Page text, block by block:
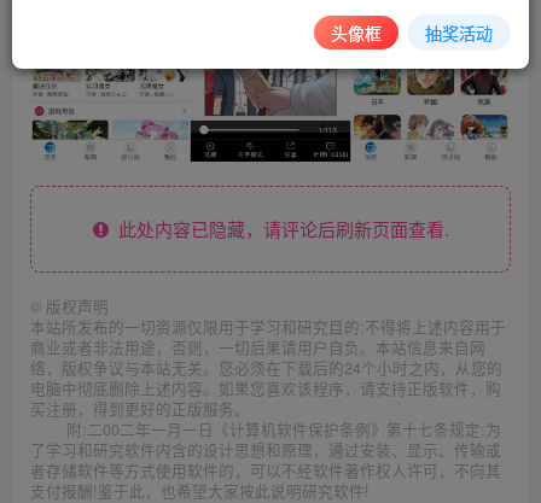
此处内容已隐藏，请评论后刷新页面查看.
© 版权声明
本站所发布的一切资源仅限用于学习和研究目的;不得将上述内容用于
商业或者非法用途，否则，一切后果请用户自负。本站信息来自网
络，版权争议与本站无关。您必须在下载后的24个小时之内，从您的
电脑中彻底删除上述内容。如果您喜欢该程序，请支持正版软件，购
买注册，得到更好的正版服务。
附:二00二年一月一日《计算机软件保护条例》第十七条规定:为
了学习和研究软件内含的设计思想和原理，通过安装、显示、传输或
者存储软件等方式使用软件的，可以不经软件著作权人许可，不向其
支付报酬!鉴于此，也希望大家按此说明研究软件!
头像框 抽奖活动